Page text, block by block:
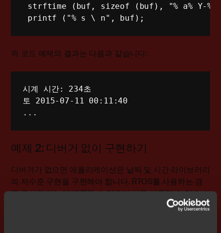
strftime (buf, sizeof (buf), "% a% Y-% m-
printf ("% s \ n", buf);
위 코드 예제의 결과는 다음과 같습니다:
시계 시간:
234초
토 2015-07-11 00 : 11 :40
. . .
예제 2: 디버거 없이 구현하기
디버거가 없으면 애플리케이션은 날짜 및 시간 라이브러리
의 저수준 구현을 구현해야 합니다. RTOS를 사용하는 경
우 유사한 기능이 제공될 수 있으며 이를 사용할 수 있습니